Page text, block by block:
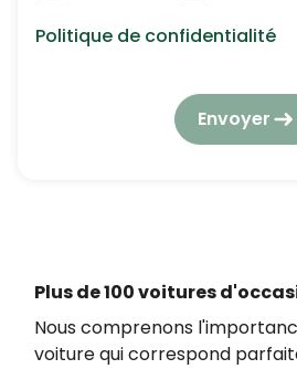
Politique de confidentialité
Nous respectons vos
elles seront utilisées et
politique de
tout moment à être
en vous inscrivant
https://www.bloctel.gouv.fr/.
Envoyer
Plus de 100 voitures
Nous comprenons
voiture qui correspond